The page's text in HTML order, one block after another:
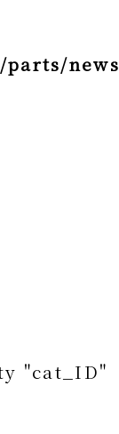
parts/
"cat_ID"